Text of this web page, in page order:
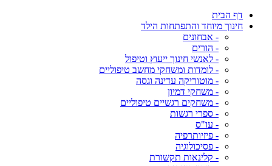
דף הבית
חינוך מיוחד והתפתחות הילד
- אבחונים
- הורים
- לאנשי חינוך ייעוץ וטיפול
- לומדות ומשחקי מחשב טיפוליים
- מוטוריקה עדינה וגסה
- משחקי דמיון
- משחקים רגשיים טיפוליים
- ספרי רגשות
- עו"ס
- פיזיותרפיה
- פסיכולוגיה
- קלינאות תקשורת